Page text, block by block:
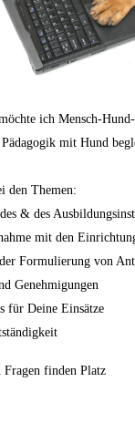
ich Mensch-
mit Hund
den Themen:
& des
mit den
Formulierung von
Genehmigungen
für Deine Einsätze
finden Platz